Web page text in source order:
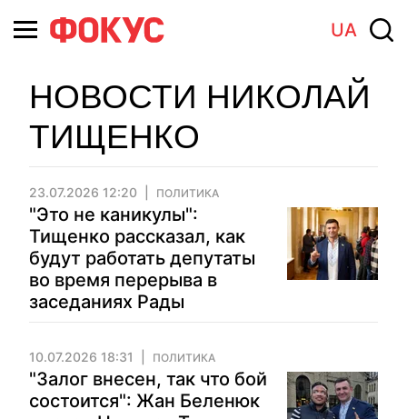
UA
НОВОСТИ НИКОЛАЙ
ТИЩЕНКО
23.07.2026 12:20 ПОЛИТИКА
"Это не каникулы":
Тищенко рассказал, как
будут работать депутаты
во время перерыва в
заседаниях Рады
10.07.2026 18:31 ПОЛИТИКА
"Залог внесен, так что бой
состоится": Жан Беленюк